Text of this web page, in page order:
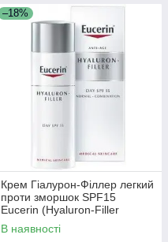
–18%
Крем Гіалурон-Філлер легкий
проти зморшок SPF15
Eucerin (Hyaluron-Filler
Сream Light Anti-Wrinkle) 50
мл
В наявності